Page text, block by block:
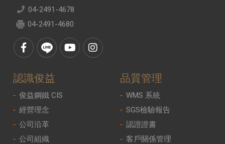
04-2491-4678
04-2491-4680
認識俊益
俊益鋼鐵 CIS
經營理念
公司沿革
公司組織
品質管理
WMS 系統
SGS檢驗報告
認證證書
客戶關係管理